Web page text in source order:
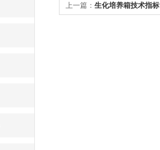
上一篇： 生化培养箱技术指标